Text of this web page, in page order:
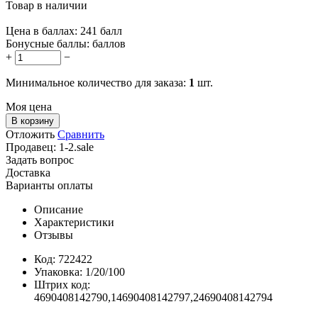
Товар в наличии
Цена в баллах: 241 балл
Бонусные баллы: баллов
+
−
Минимальное количество для заказа: 1 шт.
Моя цена
В корзину
Отложить Сравнить
Продавец: 1-2.sale
Задать вопрос
Доставка
Варианты оплаты
Описание
Характеристики
Отзывы
Код: 722422
Упаковка: 1/20/100
Штрих код:
4690408142790,14690408142797,24690408142794